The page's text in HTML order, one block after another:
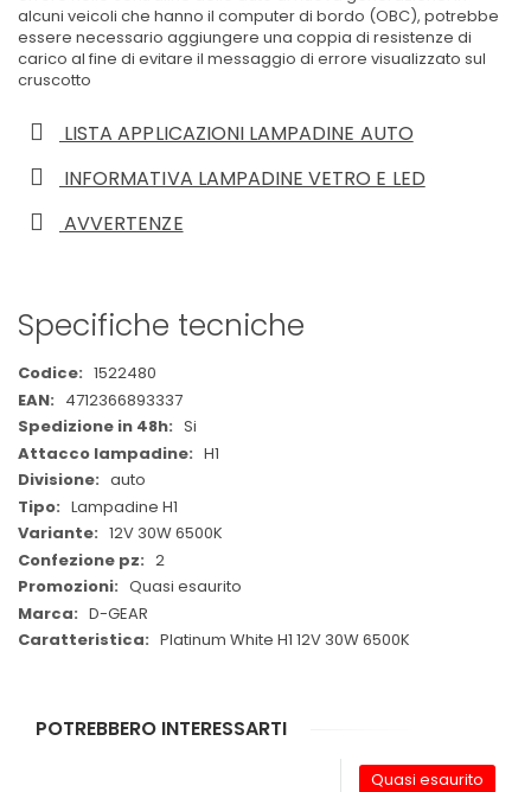
alcuni veicoli che hanno il computer di bordo (OBC), potrebbe
essere necessario aggiungere una coppia di resistenze di
carico al fine di evitare il messaggio di errore visualizzato sul
cruscotto
LISTA APPLICAZIONI LAMPADINE AUTO
INFORMATIVA LAMPADINE VETRO E LED
AVVERTENZE
Specifiche tecniche
Maggiori
Informazioni
1522480
4712366893337
Si
H1
auto
Lampadine H1
12V 30W 6500K
2
Quasi esaurito
D-GEAR
Platinum White H1 12V 30W 6500K
POTREBBERO INTERESSARTI
Quasi esaurito